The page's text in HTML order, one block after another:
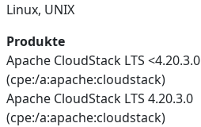
Linux, UNIX
Produkte
Apache CloudStack LTS <4.20.3.0
(cpe:/a:apache:cloudstack)
Apache CloudStack LTS 4.20.3.0
(cpe:/a:apache:cloudstack)